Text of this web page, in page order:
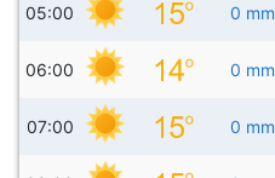
05:00 0 mm
06:00 0 mm
07:00 0 mm